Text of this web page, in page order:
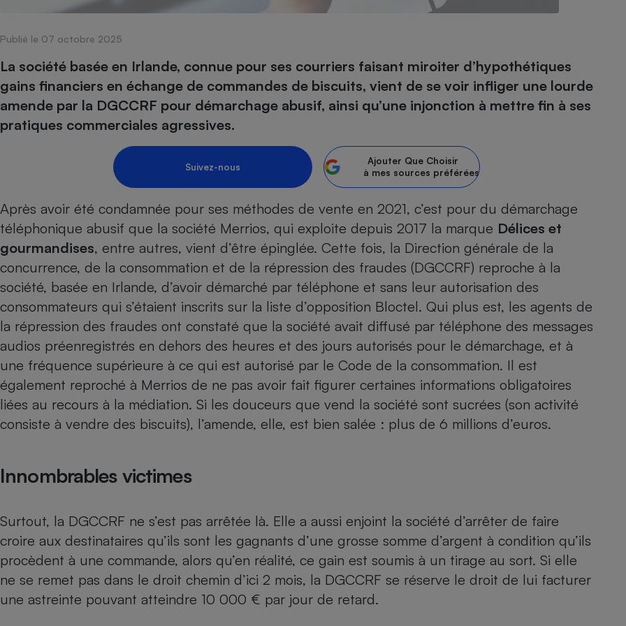
Publié le 07 octobre 2025
La société basée en Irlande, connue pour ses courriers faisant miroiter d’hypothétiques
gains financiers en échange de commandes de biscuits, vient de se voir infliger une lourde
amende par la DGCCRF pour démarchage abusif, ainsi qu’une injonction à mettre fin à ses
pratiques commerciales agressives.
Suivez-nous
Ajouter Que Choisir
à mes sources préférées
Après avoir été condamnée pour ses méthodes de vente en 2021, c’est pour du démarchage
téléphonique abusif que la société Merrios, qui exploite depuis 2017 la marque Délices et
gourmandises, entre autres, vient d’être épinglée. Cette fois, la Direction générale de la
concurrence, de la consommation et de la répression des fraudes (DGCCRF) reproche à la
société, basée en Irlande, d’avoir démarché par téléphone et sans leur autorisation des
consommateurs qui s’étaient inscrits sur la liste d’opposition Bloctel. Qui plus est, les agents de
la répression des fraudes ont constaté que la société avait diffusé par téléphone des messages
audios préenregistrés en dehors des heures et des jours autorisés pour le démarchage, et à
une fréquence supérieure à ce qui est autorisé par le Code de la consommation. Il est
également reproché à Merrios de ne pas avoir fait figurer certaines informations obligatoires
liées au recours à la médiation. Si les douceurs que vend la société sont sucrées (son activité
consiste à vendre des biscuits), l’amende, elle, est bien salée : plus de 6 millions d’euros.
Innombrables victimes
Surtout, la DGCCRF ne s’est pas arrêtée là. Elle a aussi enjoint la société d’arrêter de faire
croire aux destinataires qu’ils sont les gagnants d’une grosse somme d’argent à condition qu’ils
procèdent à une commande, alors qu’en réalité, ce gain est soumis à un tirage au sort. Si elle
ne se remet pas dans le droit chemin d’ici 2 mois, la DGCCRF se réserve le droit de lui facturer
une astreinte pouvant atteindre 10 000 € par jour de retard.
Complément
alimentaire
Foie gras
Champagne - Comment choisir une
Assurance emprunteur Assurance vie
Banque en ligne
Petit électroménager - Ustensile
Lave-linge Lave-vaisselle
Plaque de cuisson à
induction
Four encastrable
Climatiseur -
Ventilateur
Aspirateur
Téléviseur Ordinateur portable
Téléphone mobile -
Appareil photo
Antivirus
Poêle à granulés
Radiateur électrique Électricité - Gaz
Mutuelle Aide auditive
Antimoustique Crème solaire